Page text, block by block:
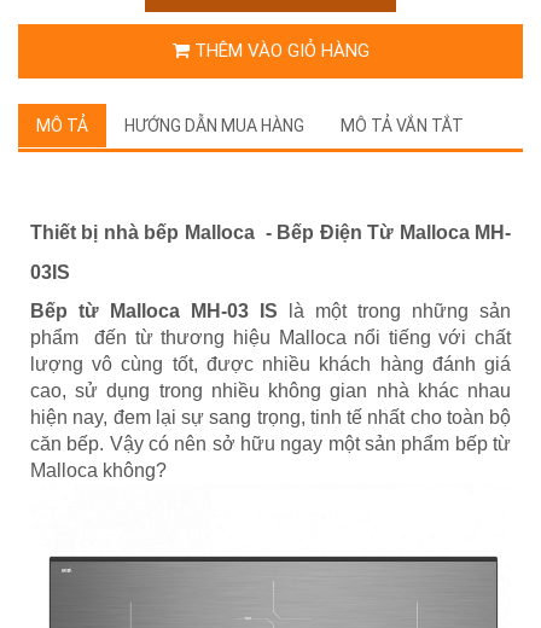
THÊM VÀO GIỎ HÀNG
MÔ TẢ HƯỚNG DẪN MUA HÀNG MÔ TẢ VẮN TẮT
Thiết bị nhà bếp Malloca - Bếp Điện Từ Malloca MH-
03IS
Bếp từ Malloca MH-03 IS là một trong những sản
phẩm đến từ thương hiệu Malloca nổi tiếng với chất
lượng vô cùng tốt, được nhiều khách hàng đánh giá
cao, sử dụng trong nhiều không gian nhà khác nhau
hiện nay, đem lại sự sang trọng, tinh tế nhất cho toàn bộ
căn bếp. Vậy có nên sở hữu ngay một sản phẩm bếp từ
Malloca không?